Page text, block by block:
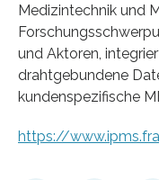
Medizintechnik und
und Aktoren,
drahtgebundene
kundenspezifische
https://